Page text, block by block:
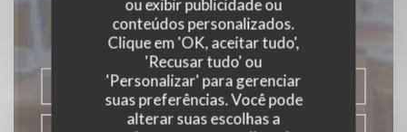
ou exibir publicidade ou
conteúdos personalizados.
Clique em 'OK, aceitar tudo',
'Recusar tudo' ou
'Personalizar' para gerenciar
suas preferências. Você pode
alterar suas escolhas a
|CLAIRMARAIS
RESERVAR UMA MESA